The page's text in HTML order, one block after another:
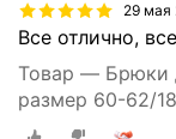
29 мая
Все отлично,
Товар — Брюки
размер 60-62/